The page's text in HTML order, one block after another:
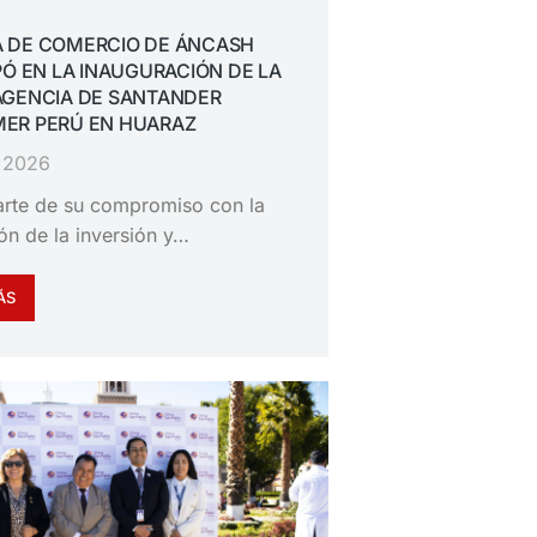
COMERCIO DE ÁNCASH
EN LA INAUGURACIÓN DE LA
DE SANTANDER
PERÚ EN HUARAZ
de su compromiso con la
de la inversión y…